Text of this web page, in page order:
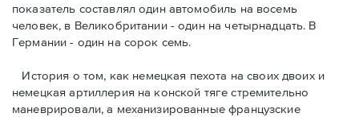
показатель составлял один автомобиль на восемь
человек, в Великобритании - один на четырнадцать. В
Германии - один на сорок семь.
История о том, как немецкая пехота на своих двоих и
немeцкая артиллерия на конской тяге стремительно
маневрировали, а механизированные французские